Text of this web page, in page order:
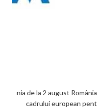
nia de la 2 august
cadrului european